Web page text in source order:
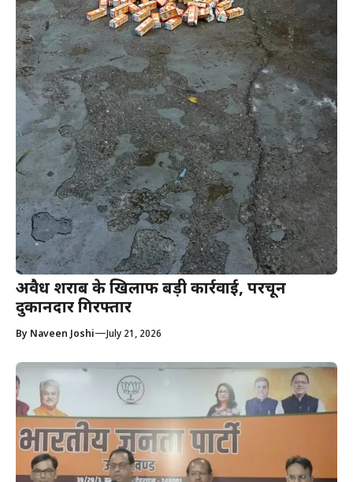
अवैध शराब के खिलाफ बड़ी कार्रवाई, परचून
दुकानदार गिरफ्तार
By Naveen Joshi—July 21, 2026